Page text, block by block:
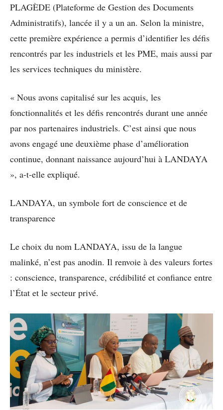
PLAGÈDE (Plateforme de Gestion des Documents
Administratifs), lancée il y a un an. Selon la ministre,
cette première expérience a permis d’identifier les défis
rencontrés par les industriels et les PME, mais aussi par
les services techniques du ministère.
« Nous avons capitalisé sur les acquis, les
fonctionnalités et les défis rencontrés durant une année
par nos partenaires industriels. C’est ainsi que nous
avons engagé une deuxième phase d’amélioration
continue, donnant naissance aujourd’hui à LANDAYA
», a-t-elle expliqué.
LANDAYA, un symbole fort de conscience et de
transparence
Le choix du nom LANDAYA, issu de la langue
malinké, n’est pas anodin. Il renvoie à des valeurs fortes
: conscience, transparence, crédibilité et confiance entre
l’État et le secteur privé.